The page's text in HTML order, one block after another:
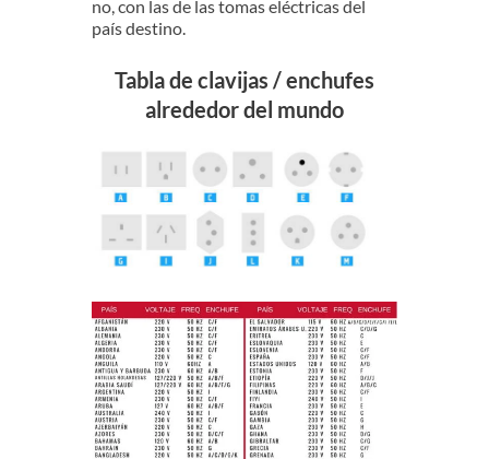
no, con las de las tomas eléctricas del
país destino.
Tabla de clavijas / enchufes
alrededor del mundo